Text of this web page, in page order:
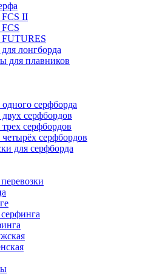
II
лонгборда
для плавников
серфборда
серфбордов
серфбордов
серфбордов
для серфборда